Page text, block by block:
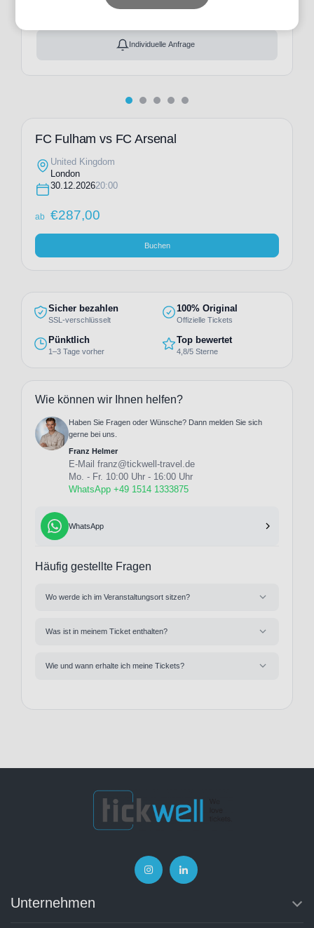
Ticket(s) + Hotel
Individuelle Anfrage
FC Fulham vs FC Arsenal
United Kingdom
London
30.12.202620:00
ab €287,00
Buchen
Sicher bezahlen
SSL-verschlüsselt
100% Original
Offizielle Tickets
Pünktlich
1–3 Tage vorher
Top bewertet
4,8/5 Sterne
Wie können wir Ihnen helfen?
Haben Sie Fragen oder Wünsche? Dann melden Sie sich
gerne bei uns.
Franz Helmer
E-Mail franz@tickwell-travel.de
Mo. - Fr. 10:00 Uhr - 16:00 Uhr
WhatsApp +49 1514 1333875
WhatsApp
Häufig gestellte Fragen
Wo werde ich im Veranstaltungsort sitzen?
Was ist in meinem Ticket enthalten?
Wie und wann erhalte ich meine Tickets?
Unternehmen